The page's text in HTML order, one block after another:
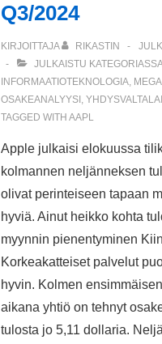
Q3/2024
KIRJOITTAJA RIKASTIN
JULKAISTU KATEGORIASSA
INFORMAATIOTEKNOLOGIA,
OSAKEANALYYSI ,
TAGGED WITH AAPL
Apple julkaisi elokuussa
kolmannen neljänneksen
olivat perinteiseen tapaan
hyviä. Ainut heikko kohta
myynnin pienentyminen
Korkeakatteiset palvelut
hyvin. Kolmen
aikana yhtiö on tehnyt
tulosta jo 5,11 dollaria.